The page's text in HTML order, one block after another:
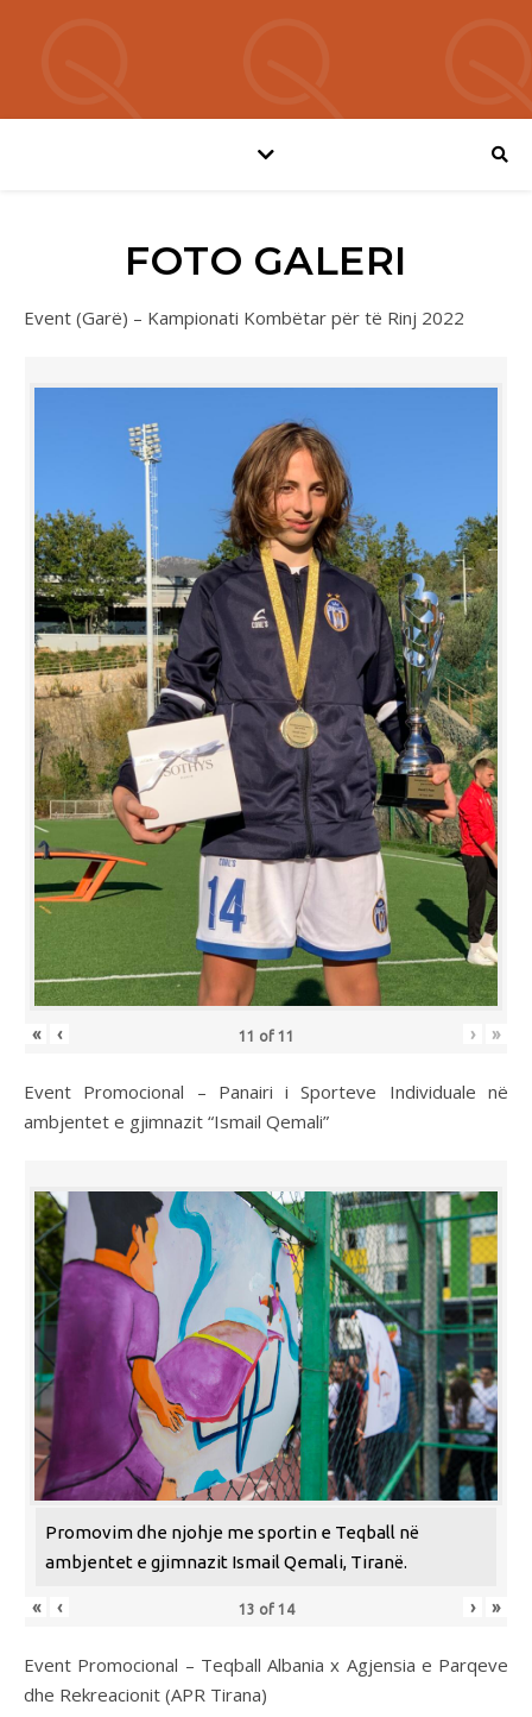
FOTO GALERI
Event (Garë) – Kampionati Kombëtar për të Rinj 2022
« ‹ 11 of 11 › »
Event Promocional – Panairi i Sporteve Individuale në
ambjentet e gjimnazit “Ismail Qemali”
Promovim dhe njohje me sportin e Teqball në
ambjentet e gjimnazit Ismail Qemali, Tiranë.
« ‹ 13 of 14 › »
Event Promocional – Teqball Albania x Agjensia e Parqeve
dhe Rekreacionit (APR Tirana)